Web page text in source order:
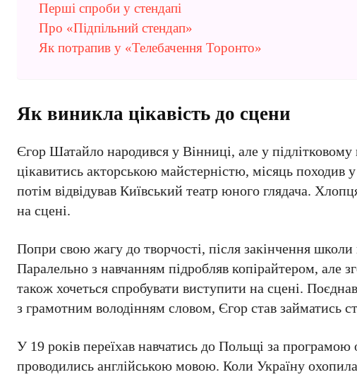
Перші спроби у стендапі
Про «Підпільний стендап»
Як потрапив у «Телебачення Торонто»
Як виникла цікавість до сцени
Єгор Шатайло народився у Вінниці, але у
цікавитись акторською майстерністю, місяць походив
потім відвідував Київський театр юного глядача.
на сцені.
Попри свою жагу до творчості, після закінчення
Паралельно з навчанням підробляв копірайтером, але
також хочеться спробувати виступити на сцені.
з грамотним володінням словом, Єгор став займатись
У 19 років переїхав навчатись до Польщі за
проводились англійською мовою. Коли Україну